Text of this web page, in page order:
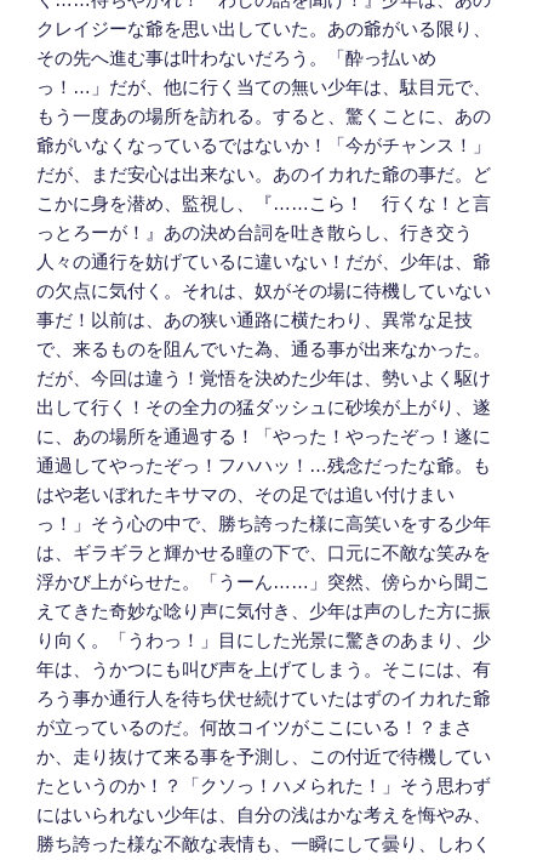
クレイジーな爺を思い出していた。あの爺がいる限り、
その先へ進む事は叶わないだろう。「酔っ払いめ
っ！…」だが、他に行く当ての無い少年は、駄目元で、
もう一度あの場所を訪れる。すると、驚くことに、あの
爺がいなくなっているではないか！「今がチャンス！」
だが、まだ安心は出来ない。あのイカれた爺の事だ。ど
こかに身を潜め、監視し、『……こら！ 行くな！と言
っとろーが！』あの決め台詞を吐き散らし、行き交う
人々の通行を妨げているに違いない！だが、少年は、爺
の欠点に気付く。それは、奴がその場に待機していない
事だ！以前は、あの狭い通路に横たわり、異常な足技
で、来るものを阻んでいた為、通る事が出来なかった。
だが、今回は違う！覚悟を決めた少年は、勢いよく駆け
出して行く！その全力の猛ダッシュに砂埃が上がり、遂
に、あの場所を通過する！「やった！やったぞっ！遂に
通過してやったぞっ！フハハッ！…残念だったな爺。も
はや老いぼれたキサマの、その足では追い付けまい
っ！」そう心の中で、勝ち誇った様に高笑いをする少年
は、ギラギラと輝かせる瞳の下で、口元に不敵な笑みを
浮かび上がらせた。「うーん……」突然、傍らから聞こ
えてきた奇妙な唸り声に気付き、少年は声のした方に振
り向く。「うわっ！」目にした光景に驚きのあまり、少
年は、うかつにも叫び声を上げてしまう。そこには、有
ろう事か通行人を待ち伏せ続けていたはずのイカれた爺
が立っているのだ。何故コイツがここにいる！？まさ
か、走り抜けて来る事を予測し、この付近で待機してい
たというのか！？「クソっ！ハメられた！」そう思わず
にはいられない少年は、自分の浅はかな考えを悔やみ、
勝ち誇った様な不敵な表情も、一瞬にして曇り、しわく